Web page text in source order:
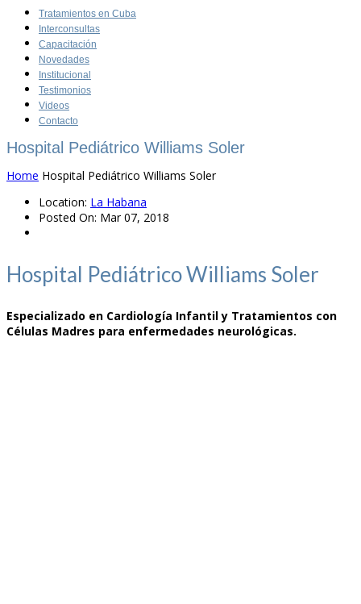
Tratamientos en Cuba
Interconsultas
Capacitación
Novedades
Institucional
Testimonios
Videos
Contacto
Hospital Pediátrico Williams Soler
Home Hospital Pediátrico Williams Soler
Location: La Habana
Posted On: Mar 07, 2018
Hospital Pediátrico Williams Soler
Especializado en Cardiología Infantil y Tratamientos con
Células Madres para enfermedades neurológicas.